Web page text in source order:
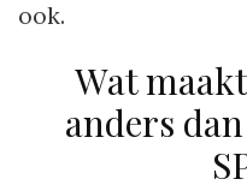
ook.
Wat
anders